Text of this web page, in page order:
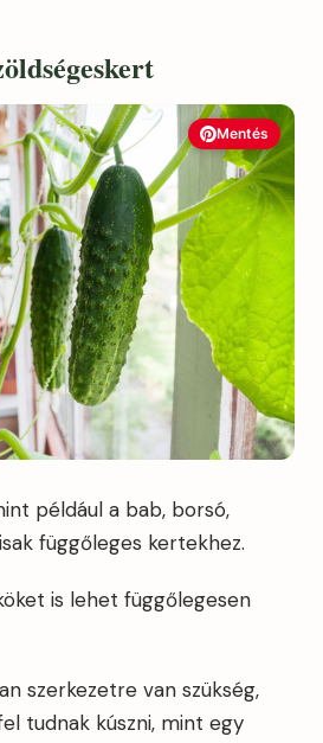
Mentés
például a bab, borsó,
függőleges kertekhez.
is lehet függőlegesen
szerkezetre van szükség,
tudnak kúszni, mint egy